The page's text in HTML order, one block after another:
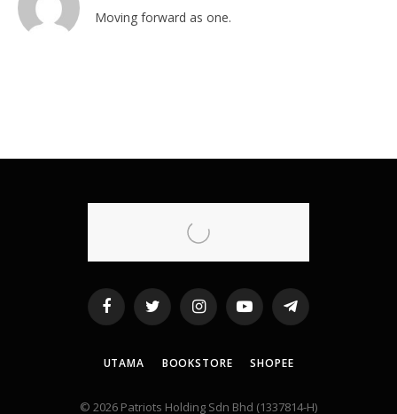
Moving forward as one.
FacebookTwitter InstagramYouTubeTelegram
UTAMA BOOKSTORE SHOPEE
© 2026 Patriots Holding Sdn Bhd (1337814-H)